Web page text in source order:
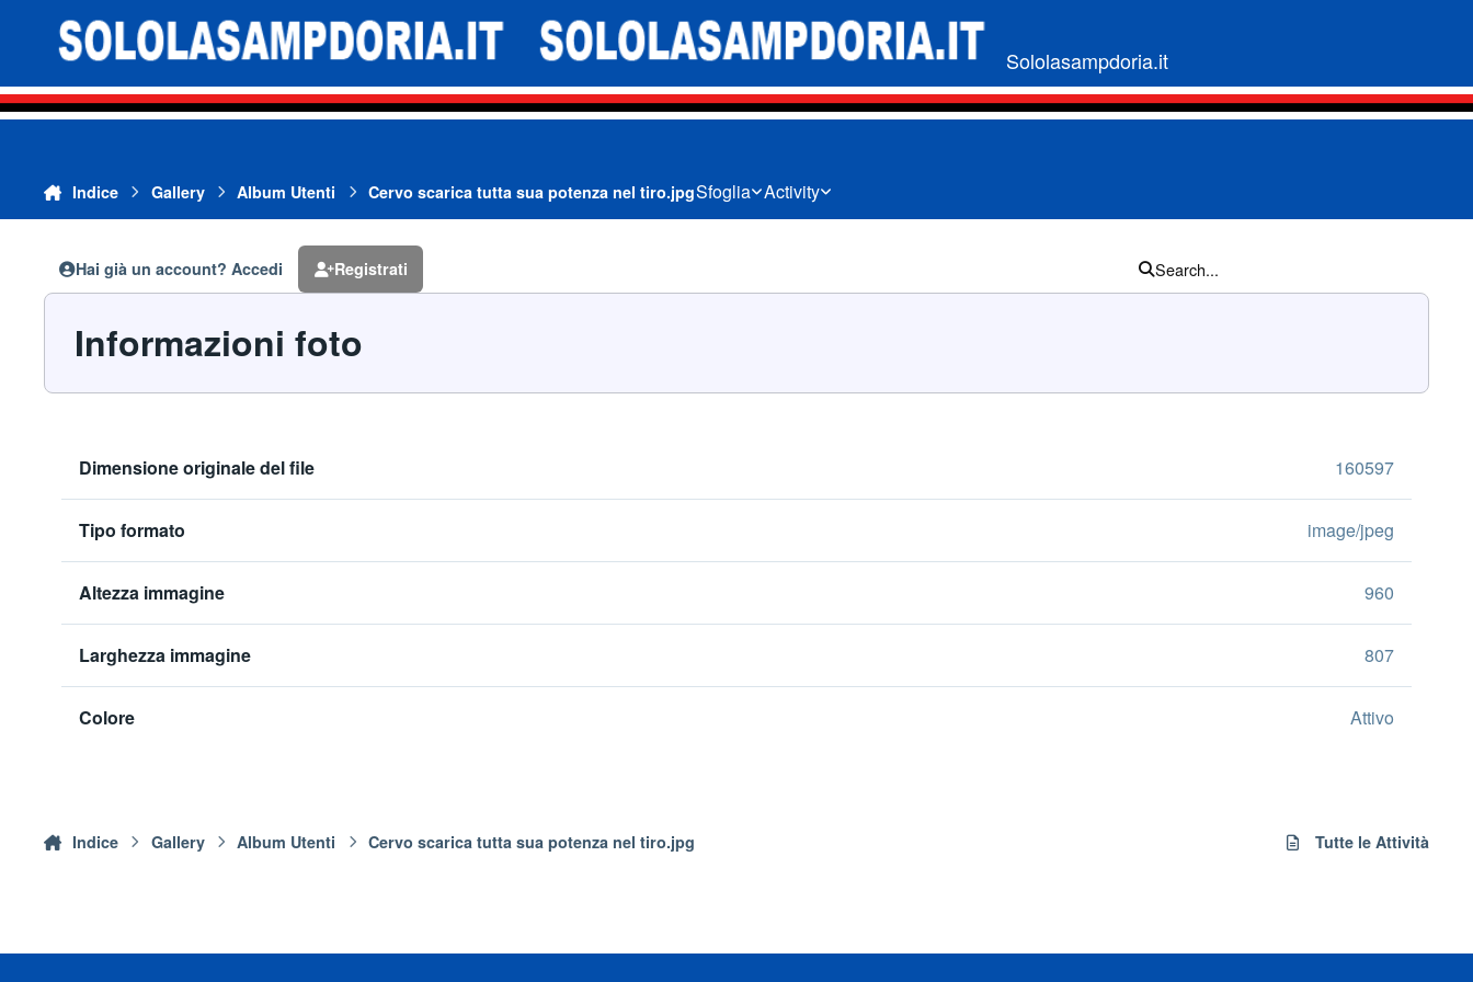
Sololasampdoria.it
Indice Gallery Album Utenti Cervo scarica tutta sua potenza nel tiro.jpgSfoglia Activity
Hai già un account? Accedi Registrati Search...
Informazioni foto
Dimensione originale del file 160597
Tipo formato image/jpeg
Altezza immagine 960
Larghezza immagine 807
Colore Attivo
Indice Gallery Album Utenti Cervo scarica tutta sua potenza nel tiro.jpg Tutte le Attività